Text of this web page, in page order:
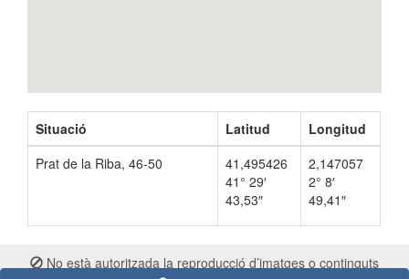
Situació Latitud
Longitud
Prat de la Riba, 46-50
41,495426
41° 29′
43,53″
2,147057
2° 8′
49,41″
No està autoritzada la reproducció d’imatges o continguts